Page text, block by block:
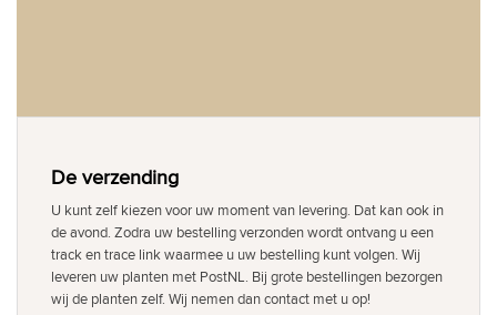
De verzending
U kunt zelf kiezen voor uw moment van levering. Dat kan ook in
de avond. Zodra uw bestelling verzonden wordt ontvang u een
track en trace link waarmee u uw bestelling kunt volgen. Wij
leveren uw planten met PostNL. Bij grote bestellingen bezorgen
wij de planten zelf. Wij nemen dan contact met u op!